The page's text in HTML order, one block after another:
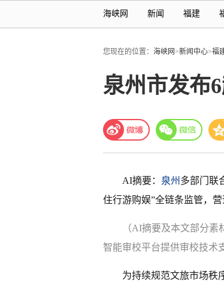
海峡网 新闻 福建
您现在的位置： 海峡网>新闻中心>福
泉州市发布
AI摘要： 泉州 多部门联
住行游购娱”全链条监管，营
（AI摘要及本文部分素
智能审校平台提供审校技术
为持续规范文旅市场秩